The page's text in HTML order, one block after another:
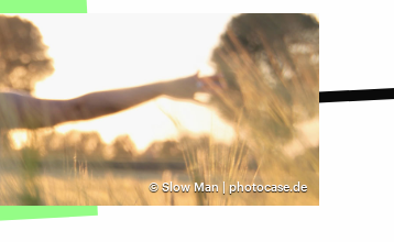
©Slow Man | photocase.de